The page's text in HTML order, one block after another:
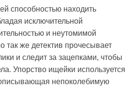
способностью находить
исключительной
и неутомимой
так же детектив прочесывает
и следит за зацепками, чтобы
Упорство ищейки используется
непоколебимую